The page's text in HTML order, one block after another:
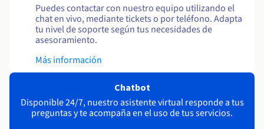
Puedes contactar con nuestro equipo utilizando el
chat en vivo, mediante tickets o por teléfono. Adapta
tu nivel de soporte según tus necesidades de
asesoramiento.
Más información
Chatbot
Disponible 24/7, nuestro asistente virtual responde a tus
preguntas y te acompaña en el uso de tus servicios.